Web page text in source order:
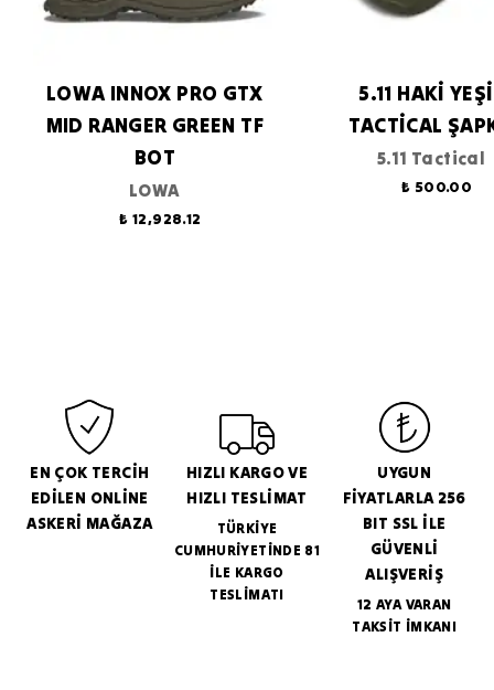
LOWA INNOX PRO GTX
MID RANGER GREEN TF
BOT
LOWA
₺ 12,928.12
5.11 HAKİ
TACTİCAL
5.11 Tactical
₺ 500.00
EN ÇOK TERCİH
EDİLEN ONLİNE
ASKERİ MAĞAZA
HIZLI KARGO VE
HIZLI TESLİMAT
TÜRKİYE
CUMHURİYETİNDE 81
İLE KARGO
TESLİMATI
UYGUN
FİYATLARLA 256
BIT SSL İLE
GÜVENLİ
ALIŞVERİŞ
12 AYA VARAN
TAKSİT İMKANI